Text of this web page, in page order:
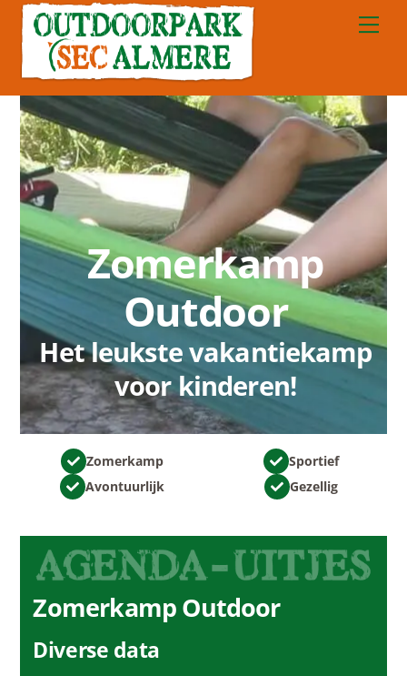
Skip
content
Zomerkamp
Outdoor
Het leukste vakantiekamp
voor kinderen!
Zomerkamp
Sportief
Avontuurlijk
Gezellig
ZomerkampOutdoor
Diverse data